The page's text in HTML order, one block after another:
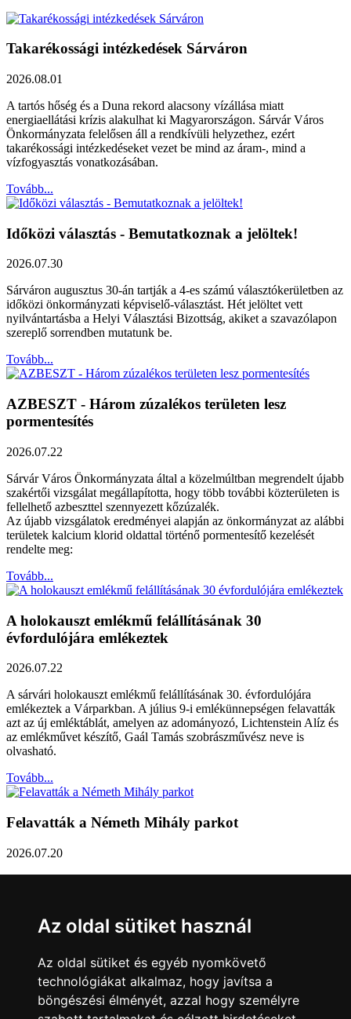
Az oldal sütiket használ
Az oldal sütiket és egyéb nyomkövető
technológiákat alkalmaz, hogy javítsa a
böngészési élményét, azzal hogy személyre
Takarékossági intézkedések Sárváron
2026.08.01
A tartós hőség és a Duna rekord alacsony vízállása miatt
energiaellátási krízis alakulhat ki Magyarországon. Sárvár Város
Önkormányzata felelősen áll a rendkívüli helyzethez, ezért
takarékossági intézkedéseket vezet be mind az áram-, mind a
vízfogyasztás vonatkozásában.
Tovább...
Időközi választás - Bemutatkoznak a jelöltek!
2026.07.30
Sárváron augusztus 30-án tartják a 4-es számú választókerületben az
időközi önkormányzati képviselő-választást. Hét jelöltet vett
nyilvántartásba a Helyi Választási Bizottság, akiket a szavazólapon
szereplő sorrendben mutatunk be.
Tovább...
AZBESZT - Három zúzalékos területen lesz
pormentesítés
2026.07.22
Sárvár Város Önkormányzata által a közelmúltban megrendelt újabb
szakértői vizsgálat megállapította, hogy több további közterületen is
fellelhető azbeszttel szennyezett kőzúzalék.
Az újabb vizsgálatok eredményei alapján az önkormányzat az alábbi
területek kalcium klorid oldattal történő pormentesítő kezelését
rendelte meg:
Tovább...
A holokauszt emlékmű felállításának 30
évfordulójára emlékeztek
2026.07.22
A sárvári holokauszt emlékmű felállításának 30. évfordulójára
emlékeztek a Várparkban. A július 9-i emlékünnepségen felavatták
azt az új emléktáblát, amelyen az adományozó, Lichtenstein Alíz és
az emlékművet készítő, Gaál Tamás szobrászművész neve is
olvasható.
Tovább...
Felavatták a Németh Mihály parkot
2026.07.20
Közlemény a sárvári képviselő-testület rendkívüli
üléseiről